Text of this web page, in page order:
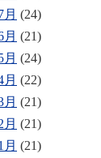
月 (24)
月 (21)
月 (24)
月 (22)
月 (21)
月 (21)
月 (21)